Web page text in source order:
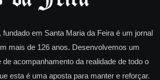
fundado em Santa Maria da Feira é um jornal
mais de 126 anos. Desenvolvemos um
de acompanhamento da realidade de todo o
esta é uma aposta para manter e reforçar.